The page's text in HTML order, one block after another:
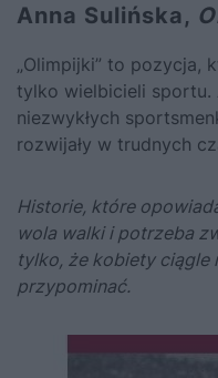
Anna Sulińska,
„Olimpijki” to pozycja,
tylko wielbicieli sportu.
niezwykłych
rozwijały w trudnych
Historie, które
wola walki i potrzeba
tylko, że kobiety ciągle
przypominać.